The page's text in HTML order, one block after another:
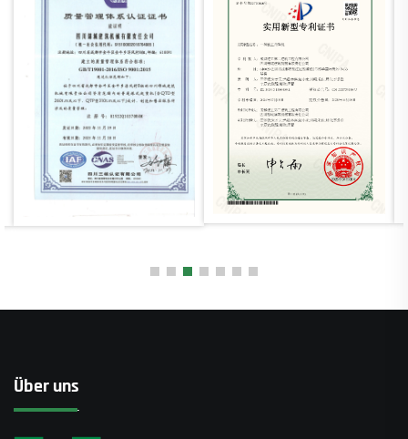
Über uns